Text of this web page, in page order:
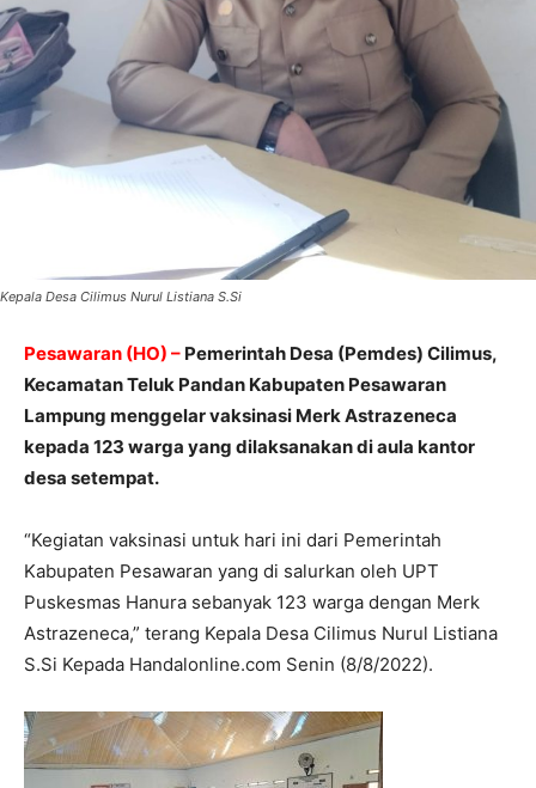
Kepala Desa Cilimus Nurul Listiana S.Si
Pesawaran (HO) – Pemerintah Desa (Pemdes) Cilimus,
Kecamatan Teluk Pandan Kabupaten Pesawaran
Lampung menggelar vaksinasi Merk Astrazeneca
kepada 123 warga yang dilaksanakan di aula kantor
desa setempat.
“Kegiatan vaksinasi untuk hari ini dari Pemerintah
Kabupaten Pesawaran yang di salurkan oleh UPT
Puskesmas Hanura sebanyak 123 warga dengan Merk
Astrazeneca,” terang Kepala Desa Cilimus Nurul Listiana
S.Si Kepada Handalonline.com Senin (8/8/2022).